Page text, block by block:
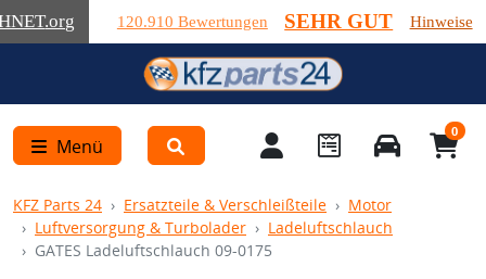
.org 120.910 Bewertungen SEHR GUT Hinweise
Menü
0
KFZ Parts 24 Ersatzteile & Verschleißteile
Motor
Luftversorgung & Turbolader
Ladeluftschlauch
GATES Ladeluftschlauch 09-0175